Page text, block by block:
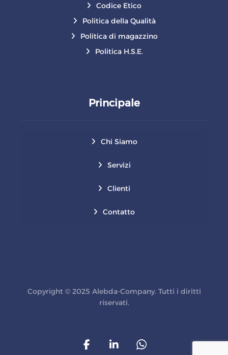
Codice Etico
Politica della Qualità
Politica di magazzino
Politica H.S.E.
Principale
Chi Siamo
Servizi
Clienti
Contatto
Copyright © 2025 Alebda-Company. Tutti i diritti
riservati.